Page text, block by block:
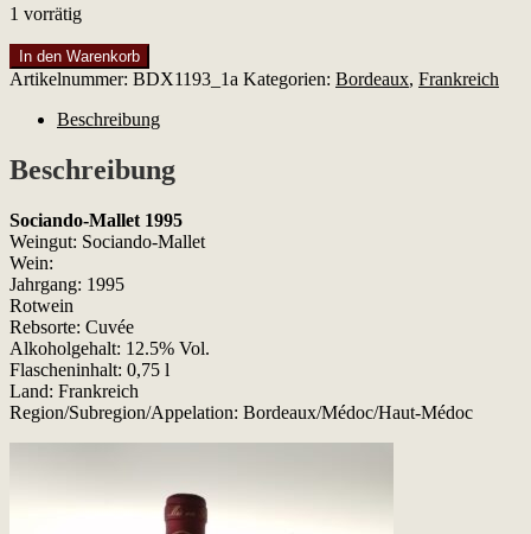
1 vorrätig
Sociando-
Mallet
Menge
In den Warenkorb
Artikelnummer: BDX1193_1a Kategorien: Bordeaux, Frankreich
Beschreibung
Beschreibung
Sociando-Mallet 1995
Weingut: Sociando-Mallet
Wein:
Jahrgang: 1995
Rotwein
Rebsorte: Cuvée
Alkoholgehalt: 12.5% Vol.
Flascheninhalt: 0,75 l
Land: Frankreich
Region/Subregion/Appelation: Bordeaux/Médoc/Haut-Médoc